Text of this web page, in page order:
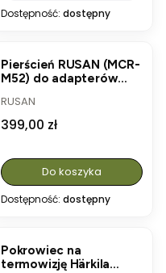
Dostępność: dostępny
Pierścień RUSAN (MCR-
M52) do adapterów
PRODUCENT
RUSAN
Cena
399,00 zł
Do koszyka
Dostępność: dostępny
Pokrowiec na
termowizję Härkila